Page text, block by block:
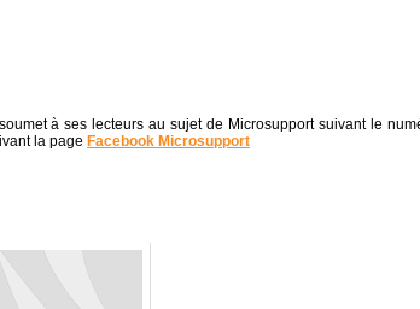
à ses lecteurs au sujet de Microsupport suivant le
la page Facebook Microsupport